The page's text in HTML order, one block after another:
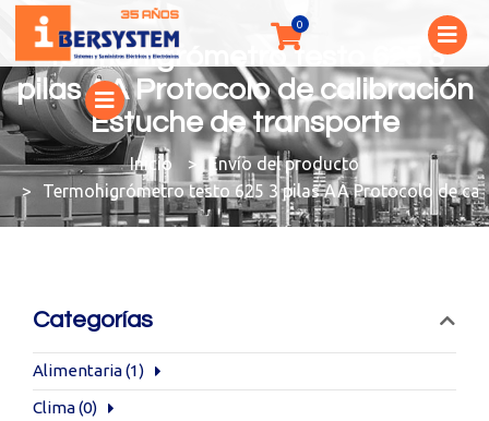
Termohigrómetro testo 625 3
pilas AA Protocolo de calibración
Estuche de transporte
You are here:
Envío del producto
Termohigrómetro testo 625 3 pilas AA Protocolo de
Categorías
Alimentaria(1)
Clima(0)